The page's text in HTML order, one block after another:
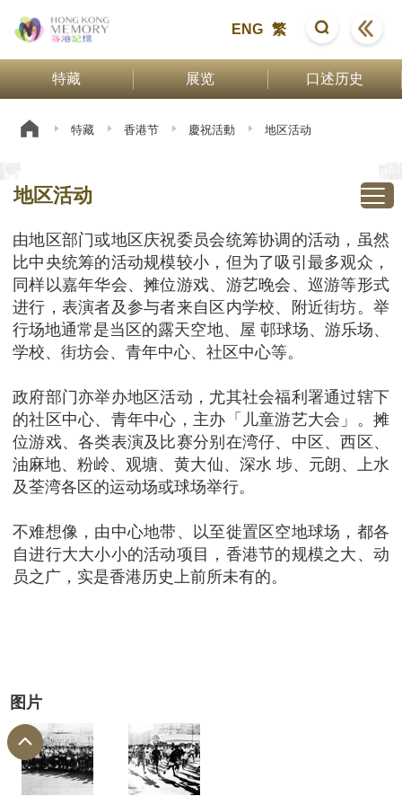
ENG 繁
特藏 展览 口述历史
特藏 香港节 慶祝活動 地区活动
地区活动
由地区部门或地区庆祝委员会统筹协调的活动，虽然
比中央统筹的活动规模较小，但为了吸引最多观众，
同样以嘉年华会、摊位游戏、游艺晚会、巡游等形式
进行，表演者及参与者来自区内学校、附近街坊。举
行场地通常是当区的露天空地、屋 邨球场、游乐场、
学校、街坊会、青年中心、社区中心等。
政府部门亦举办地区活动，尤其社会福利署通过辖下
的社区中心、青年中心，主办「儿童游艺大会」。摊
位游戏、各类表演及比赛分别在湾仔、中区、西区、
油麻地、粉岭、观塘、黄大仙、深水 埗、元朗、上水
及荃湾各区的运动场或球场举行。
不难想像，由中心地带、以至徙置区空地球场，都各
自进行大大小小的活动项目，香港节的规模之大、动
员之广，实是香港历史上前所未有的。
图片